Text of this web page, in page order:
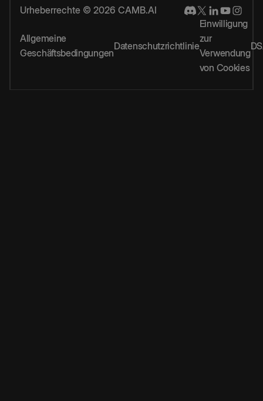
Urheberrechte © 2026 CAMB.AI
Allgemeine
Geschäftsbedingungen
Datenschutzrichtlinie
Einwilligung
zur
Verwendung
von Cookies